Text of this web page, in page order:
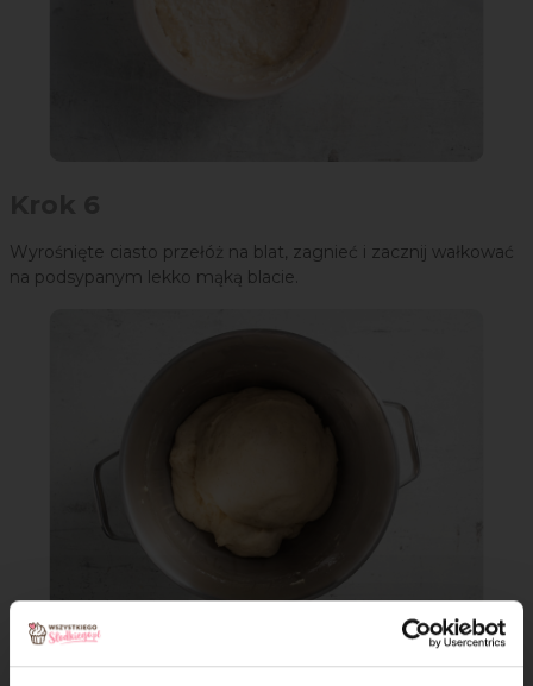
Wyrośnięte ciasto przełóż na blat, zagnieć i zacznij wałkować
na podsypanym lekko mąką blacie.